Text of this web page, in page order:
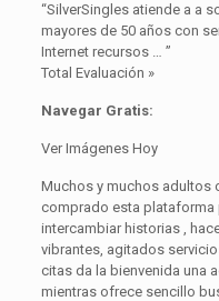
“SilverSingles atiende a a
mayores de 50 años con
Internet recursos … ”
Total Evaluación »
Navegar Gratis:
Ver Imágenes Hoy
Muchos y muchos adultos
comprado esta plataforma
intercambiar historias ,
vibrantes, agitados
citas da la bienvenida una
mientras ofrece sencillo